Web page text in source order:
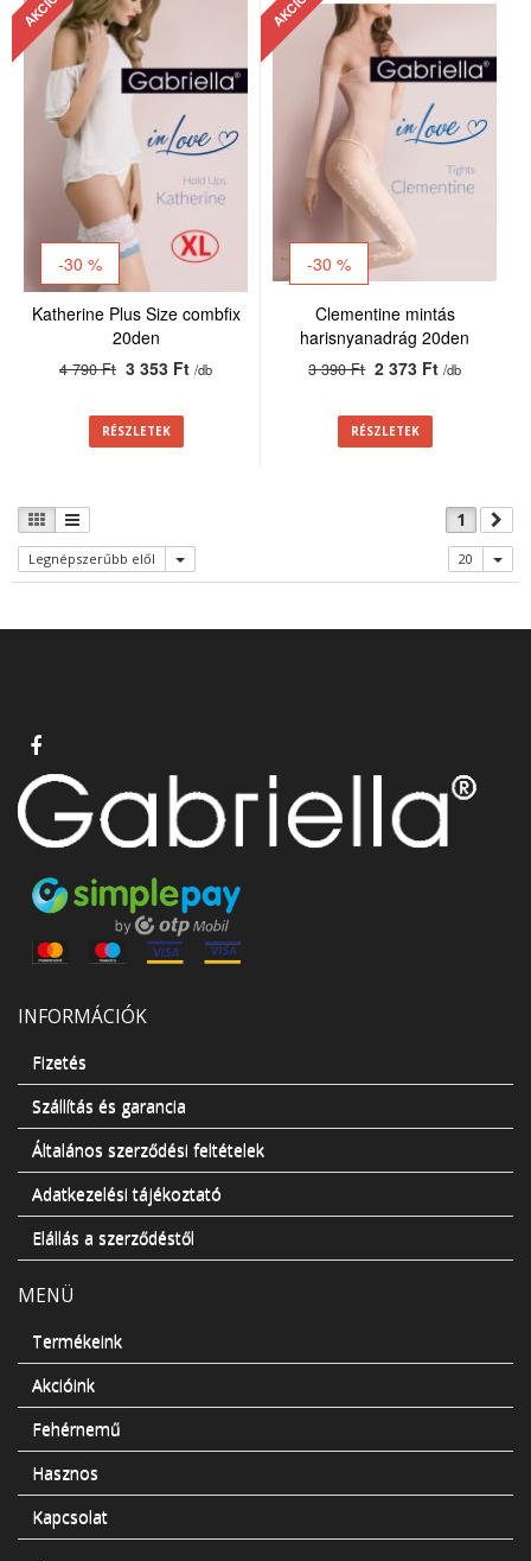
-30 %
AKCIÓ
Katherine Plus Size combfix
20den
4 790 Ft 3 353 Ft/db
RÉSZLETEK
-30 %
AKCIÓ
Clementine mintás
harisnyanadrág 20den
3 390 Ft2 373 Ft/db
RÉSZLETEK
1
Legnépszerűbb elől 20
INFORMÁCIÓK
Fizetés
Szállítás és garancia
Általános szerződési feltételek
Adatkezelési tájékoztató
Elállás a szerződéstől
MENÜ
Termékeink
Akcióink
Fehérnemű
Hasznos
Kapcsolat